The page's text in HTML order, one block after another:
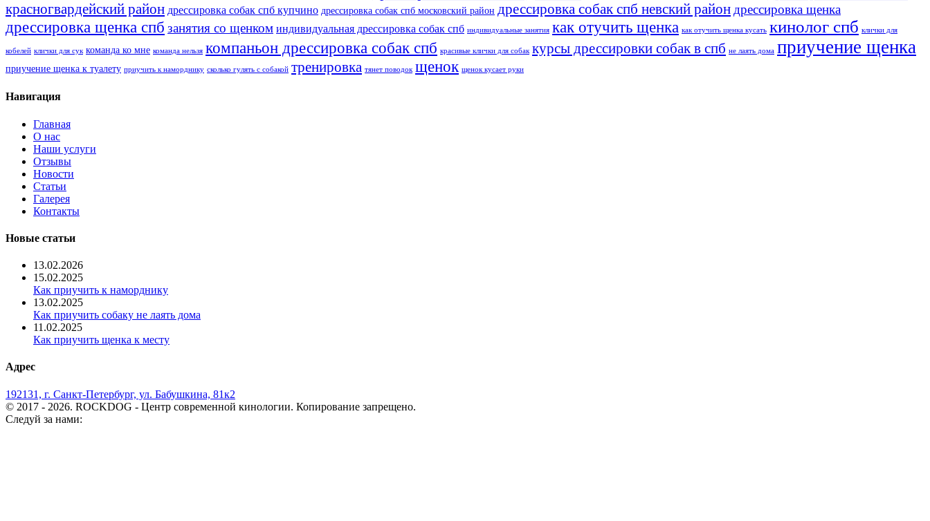
красногвардейский район дрессировка собак спб купчино дрессировка собак спб московский район дрессировка собак спб невский район дрессировка щенка
дрессировка щенка спб занятия со щенком индивидуальная дрессировка собак спб индивидуальные занятия как отучить щенка как отучить щенка кусать кинолог спб клички для
кобелей клички для сук команда ко мне команда нельзя компаньон дрессировка собак спб красивые клички для собак курсы дрессировки собак в спб не лаять дома приучение щенка
приучение щенка к туалету приучить к наморднику сколько гулять с собакой тренировка тянет поводок щенок щенок кусает руки
Навигация
Главная
О нас
Наши услуги
Отзывы
Новости
Статьи
Галерея
Контакты
Новые статьи
13.02.2026
15.02.2025
Как приучить к наморднику
13.02.2025
Как приучить собаку не лаять дома
11.02.2025
Как приучить щенка к месту
Адрес
192131, г. Санкт-Петербург, ул. Бабушкина, 81к2
© 2017 - 2026. ROCKDOG - Центр современной кинологии. Копирование запрещено.
Следуй за нами: